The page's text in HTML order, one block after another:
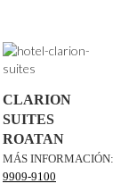
CLARION
SUITES
ROATAN
MÁS INFORMACIÓN:
9909-9100